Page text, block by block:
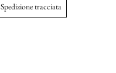
Spedizione tracciata